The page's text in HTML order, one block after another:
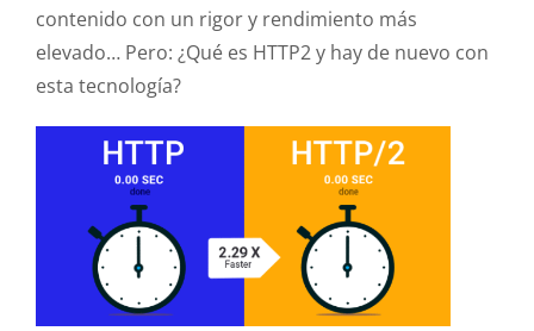
contenido con un rigor y rendimiento más
elevado… Pero: ¿Qué es HTTP2 y hay de nuevo con
esta tecnología?